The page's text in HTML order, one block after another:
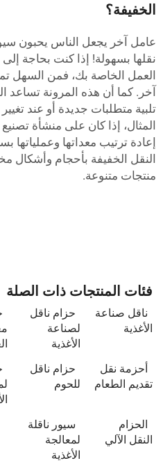
الخفيفة؟
عامل آخر يجعل الناس يحبون
نقلها بسهولة! إذا كنت بحاجة
العمل الخاصة بك، فمن السهل
آخر. كما أن هذه المرونة
تلبية متطلبات جديدة أو عند
المثال، إذا كان على منشأة
إعادة ترتيب معداتها
النقل الخفيفة بأحجام وأشكال
منتجات متنوعة.
فئات المنتجات ذات الصلة
ناقل صناعة
الأغذية
حزام ناقل
لصناعة
الأغذية
أحزمة نقل
تقديم الطعام
حزام ناقل
للحوم
الحزام
النقل الآلي
سيور ناقلة
لمعالجة
الأغذية